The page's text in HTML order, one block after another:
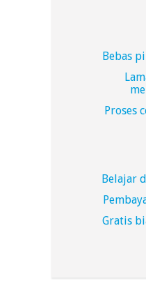
Bebas
Proses
Belajar
Gratis